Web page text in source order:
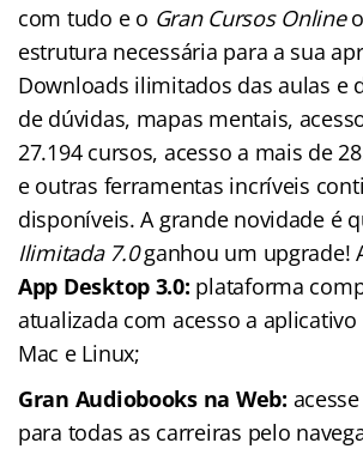
com tudo e o Gran Cursos Online
estrutura necessária para a sua
Downloads ilimitados das aulas e
de dúvidas, mapas mentais,
27.194 cursos, acesso a mais de
e outras ferramentas incríveis
disponíveis. A grande novidade é
Ilimitada 7.0ganhou um upgrade!
App Desktop 3.0: plataforma
atualizada com acesso a
Mac e Linux;
Gran Audiobooks na Web:
para todas as carreiras pelo